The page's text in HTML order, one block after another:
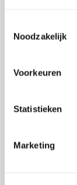
Noodzakelijk
Voorkeuren
Statistieken
Marketing
Pectine (45g)
€6.49